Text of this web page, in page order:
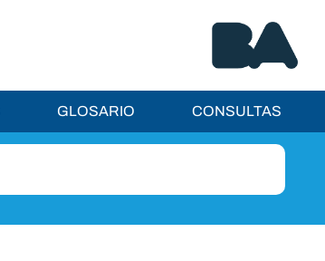
GLOSARIO CONSULTAS